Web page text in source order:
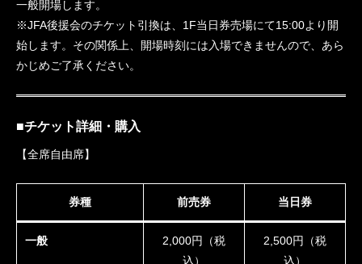
一般開場します。
※JFA後援会のチケット引換は、1F当日券売場にて15:00より開
始します。その関係上、開場時刻には入場できませんので、あら
かじめご了承ください。
■チケット詳細・購入
【全席自由席】
券種 前売券 当日券
一般
2,000円（税
込）
2,500円（税
込）